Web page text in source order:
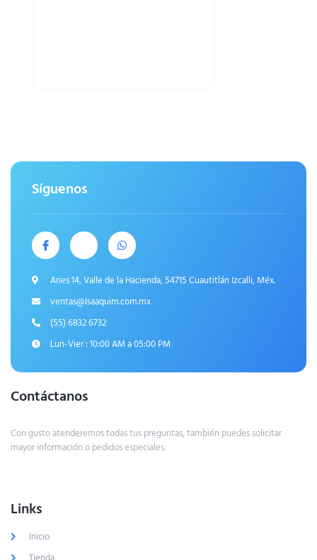
Síguenos
Aries 14, Valle de la Hacienda, 54715 Cuautitlán Izcalli, Méx.
ventas@Isaaquim.com.mx
(55) 6832 6732
Lun-Vier : 10:00 AM a 05:00 PM
Contáctanos
Con gusto atenderemos todas tus preguntas, también puedes solicitar
mayor información o pedidos especiales
Links
Inicio